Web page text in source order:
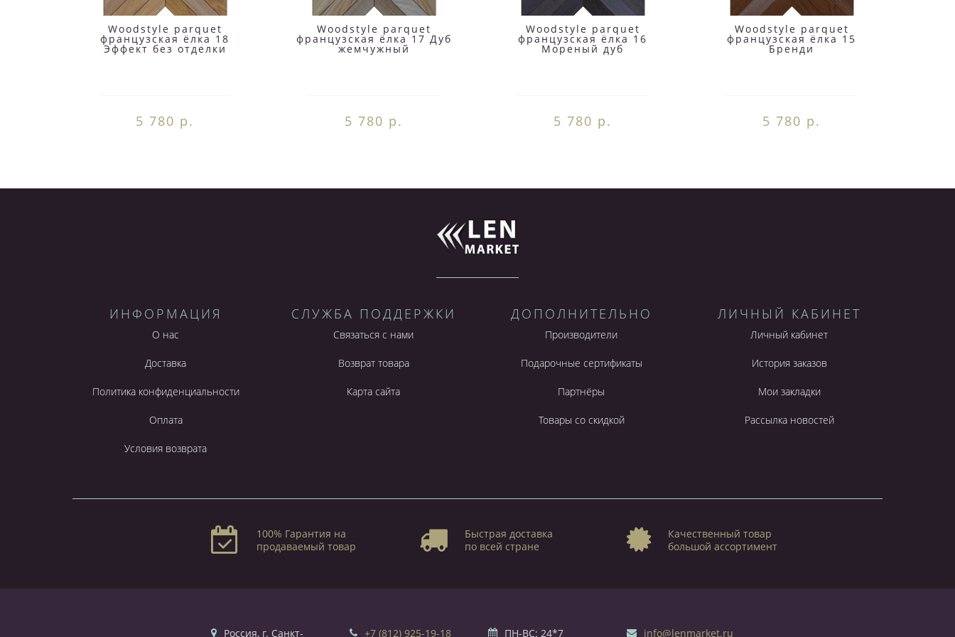
Woodstyle parquet
французская ёлка 18
Эффект без отделки
5 780 р.
Woodstyle parquet
французская ёлка 17 Дуб
жемчужный
5 780 р.
Woodstyle parquet
французская ёлка 16
Мореный дуб
5 780 р.
Woodstyle parquet
французская ёлка 15
Бренди
5 780 р.
ИНФОРМАЦИЯ
О нас
Доставка
Политика конфиденциальности
Оплата
Условия возврата
СЛУЖБА ПОДДЕРЖКИ
Связаться с нами
Возврат товара
Карта сайта
ДОПОЛНИТЕЛЬНО
Производители
Подарочные сертификаты
Партнёры
Товары со скидкой
ЛИЧНЫЙ КАБИНЕТ
Личный кабинет
История заказов
Мои закладки
Рассылка новостей
100% Гарантия на
продаваемый товар
Быстрая доставка
по всей стране
Качественный товар
большой ассортимент
Россия, г. Санкт- +7 (812) 925-19-18 ПН-ВС: 24*7 info@lenmarket.ru